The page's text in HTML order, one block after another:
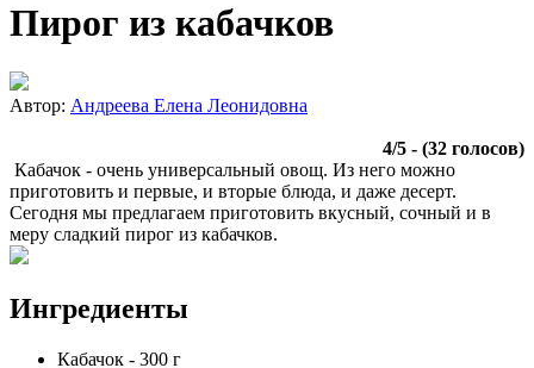
Пирог из кабачков
Автор: Андреева Елена Леонидовна
4/5 - (32 голосов)
Кабачок - очень универсальный овощ. Из него можно
приготовить и первые, и вторые блюда, и даже десерт.
Сегодня мы предлагаем приготовить вкусный, сочный и в
меру сладкий пирог из кабачков.
Ингредиенты
Кабачок - 300 г